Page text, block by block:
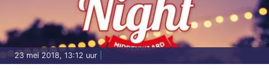
23 mei 2018, 13:12 uur